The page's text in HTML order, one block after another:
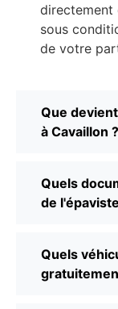
directement
sous
de votre
Que
à Cavaillon ?
Quels
de
Quels